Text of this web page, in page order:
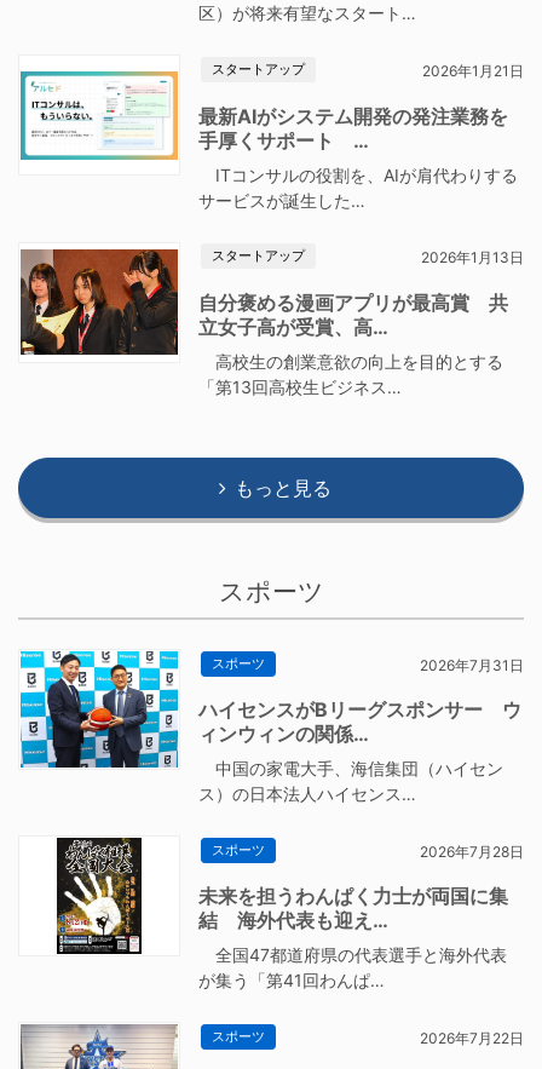
区）が将来有望なスタート…
スタートアップ 2026年1月21日
最新AIがシステム開発の発注業務を
手厚くサポート …
ITコンサルの役割を、AIが肩代わりする
サービスが誕生した…
スタートアップ 2026年1月13日
自分褒める漫画アプリが最高賞 共
立女子高が受賞、高…
高校生の創業意欲の向上を目的とする
「第13回高校生ビジネス…
もっと見る
スポーツ
スポーツ 2026年7月31日
ハイセンスがBリーグスポンサー ウ
ィンウィンの関係…
中国の家電大手、海信集団（ハイセン
ス）の日本法人ハイセンス…
スポーツ 2026年7月28日
未来を担うわんぱく力士が両国に集
結 海外代表も迎え…
全国47都道府県の代表選手と海外代表
が集う「第41回わんぱ…
スポーツ 2026年7月22日